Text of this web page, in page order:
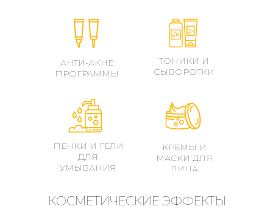
АНТИ-АКНЕ
ПРОГРАММЫ
ТОНИКИ И
СЫВОРОТКИ
КРЕМЫ И
МАСКИ ДЛЯ
ЛИЦА
ПЕНКИ И ГЕЛИ
ДЛЯ
УМЫВАНИЯ
КОСМЕТИЧЕСКИЕ ЭФФЕКТЫ